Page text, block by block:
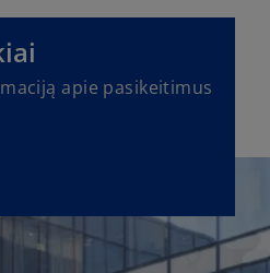
apie pasikeitimus